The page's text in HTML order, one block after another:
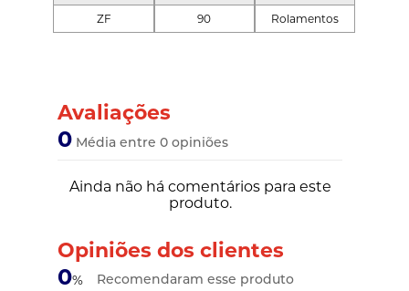
ZF
90
Rolamentos
Avaliações
0 Média entre 0 opiniões
Ainda não há comentários para este
produto.
Opiniões dos clientes
0% Recomendaram esse produto